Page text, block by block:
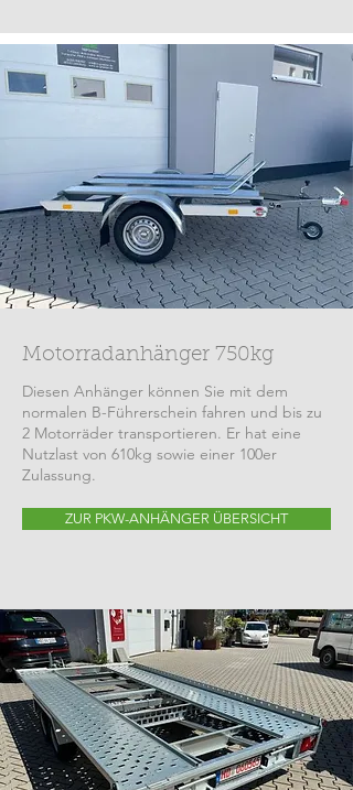
Motorradanhänger 750kg
Diesen Anhänger können Sie mit dem
normalen B-Führerschein fahren und bis zu
2 Motorräder transportieren. Er hat eine
Nutzlast von 610kg sowie einer 100er
Zulassung.
ZUR PKW-ANHÄNGER ÜBERSICHT